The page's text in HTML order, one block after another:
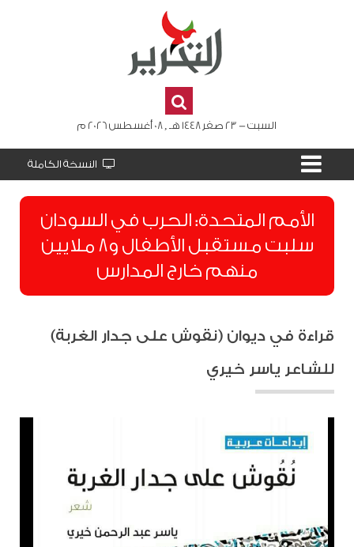
السبت - 23 صفر 1448 هـ , 08 أغسطس 2026 م
النسخة الكاملة
الأمم المتحدة: الحرب في السودان
سلبت مستقبل الأطفال و8 ملايين
منهم خارج المدارس
قراءة في ديوان (نقوش على جدار الغربة)
للشاعر ياسر خيري